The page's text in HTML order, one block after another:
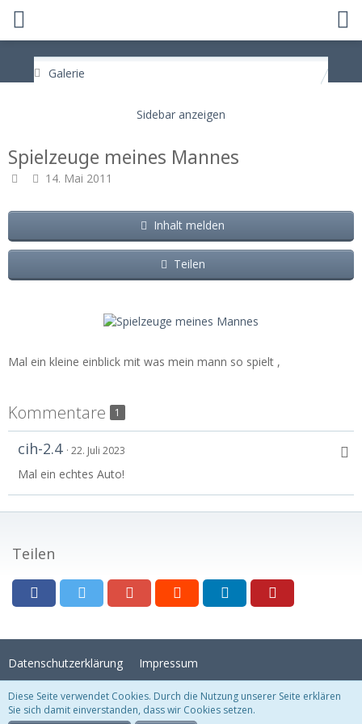
Galerie
Spielzeuge meines Mannes
14. Mai 2011
Inhalt melden
Teilen
Mal ein kleine einblick mit was mein mann so spielt ,
Kommentare 1
cih-2.4 22. Juli 2023
Mal ein echtes Auto!
Teilen
Datenschutzerklärung Impressum
Stil:Crystal Temptation , erstellt vonKittMedia
Diese Seite verwendet Cookies. Durch die Nutzung unserer Seite erklären
Sie sich damit einverstanden, dass wir Cookies setzen.